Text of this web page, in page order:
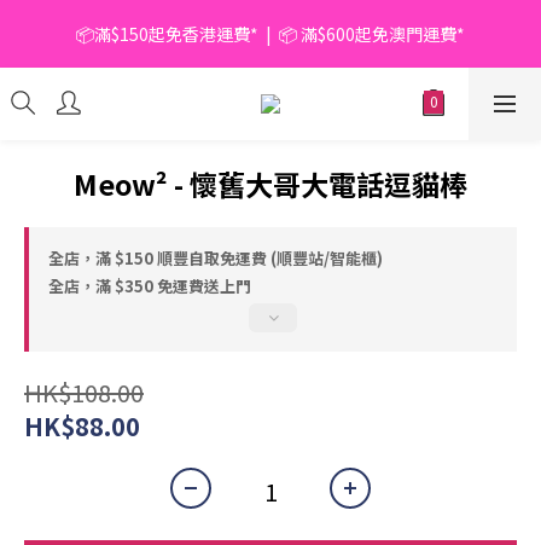
📦滿$150起免香港運費*  |  📦 滿$600起免澳門運費*
📦滿$150起免香港運費*  |  📦 滿$600起免澳門運費*
🥫 罐頭優惠 | 任選* 6件 即減 $6 |  任選* 24件 即減 $30 🥫 (按此了
解更多)
📦滿$150起免香港運費*  |  📦 滿$600起免澳門運費*
Meow² - 懷舊大哥大電話逗貓棒
全店，滿 $150 順豐自取免運費 (順豐站/智能櫃)
全店，滿 $350 免運費送上門
HK$108.00
HK$88.00